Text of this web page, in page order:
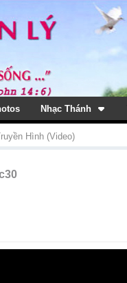
Nhạc Thánh
Hình (Video)